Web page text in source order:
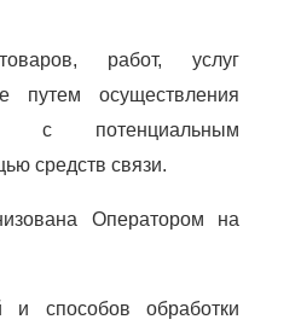
работ, услуг
путем осуществления
с потенциальным
средств связи.
Оператором на
и способов обработки